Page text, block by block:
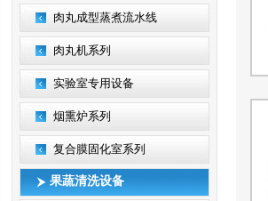
肉丸成型蒸煮流水线
肉丸机系列
实验室专用设备
烟熏炉系列
复合膜固化室系列
果蔬清洗设备